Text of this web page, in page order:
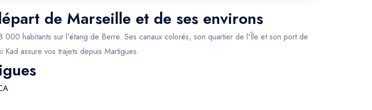
de Marseille et de ses environs
000 habitants sur l'étang de Berre. Ses canaux colorés, son quartier de l'Île et son port de
assure vos trajets depuis Martigues.